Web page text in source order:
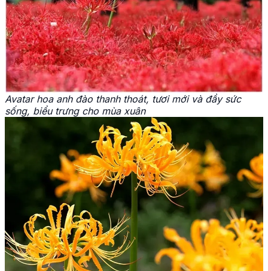
Avatar hoa anh đào thanh thoát, tươi mới và đầy sức
sống, biểu trưng cho mùa xuân